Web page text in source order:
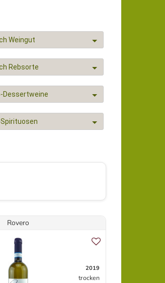
Weingut
Rebsorte
Dessertweine
Rovero
2019
trocken